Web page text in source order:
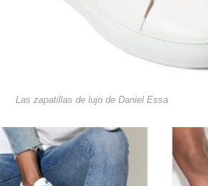
Las zapatillas de lujo de Daniel Essa